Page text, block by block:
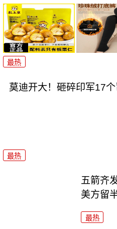
最热
莫迪开大！砸碎印军17
最热
五箭齐
美方留
最热